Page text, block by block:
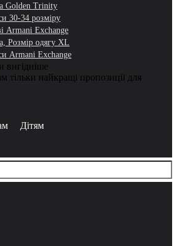
Golden Trinity
30-34 розміру
Armani Exchange
Розмір одягу XL
Armani Exchange
вигідніше
найкращі пропозиції для
Дітям